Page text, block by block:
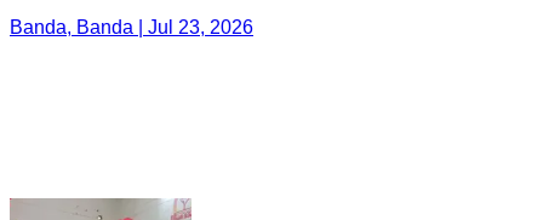
Banda, Banda | Jul 23, 2026